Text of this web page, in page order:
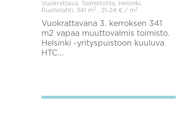
Vuokrattava, Toimistotila, Helsinki,
Ruoholahti, 341 m2 , 21-24 € / m2
Vuokrattavana 3. kerroksen 341
m2 vapaa muuttovalmis toimisto.
Helsinki -yrityspuistoon kuuluva
HTC...